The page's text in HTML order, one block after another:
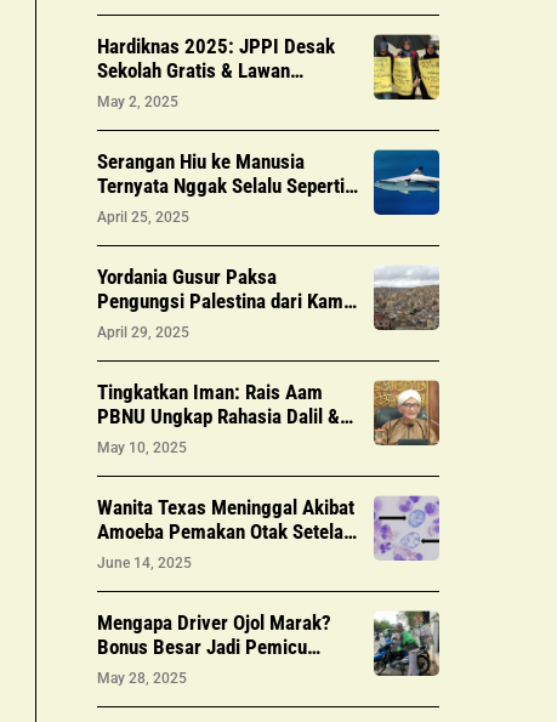
Hardiknas 2025: JPPI Desak
Sekolah Gratis & Lawan
Komersialisasi Pendidikan
May 2, 2025
Serangan Hiu ke Manusia
Ternyata Nggak Selalu Seperti
yang Dikira, Kata Ilmuwan
April 25, 2025
Yordania Gusur Paksa
Pengungsi Palestina dari Kamp
Informal: Laporan HRW
April 29, 2025
Tingkatkan Iman: Rais Aam
PBNU Ungkap Rahasia Dalil &
Tafakkur
May 10, 2025
Wanita Texas Meninggal Akibat
Amoeba Pemakan Otak Setelah
Membilas Hidung
June 14, 2025
Mengapa Driver Ojol Marak?
Bonus Besar Jadi Pemicu
Utama
May 28, 2025